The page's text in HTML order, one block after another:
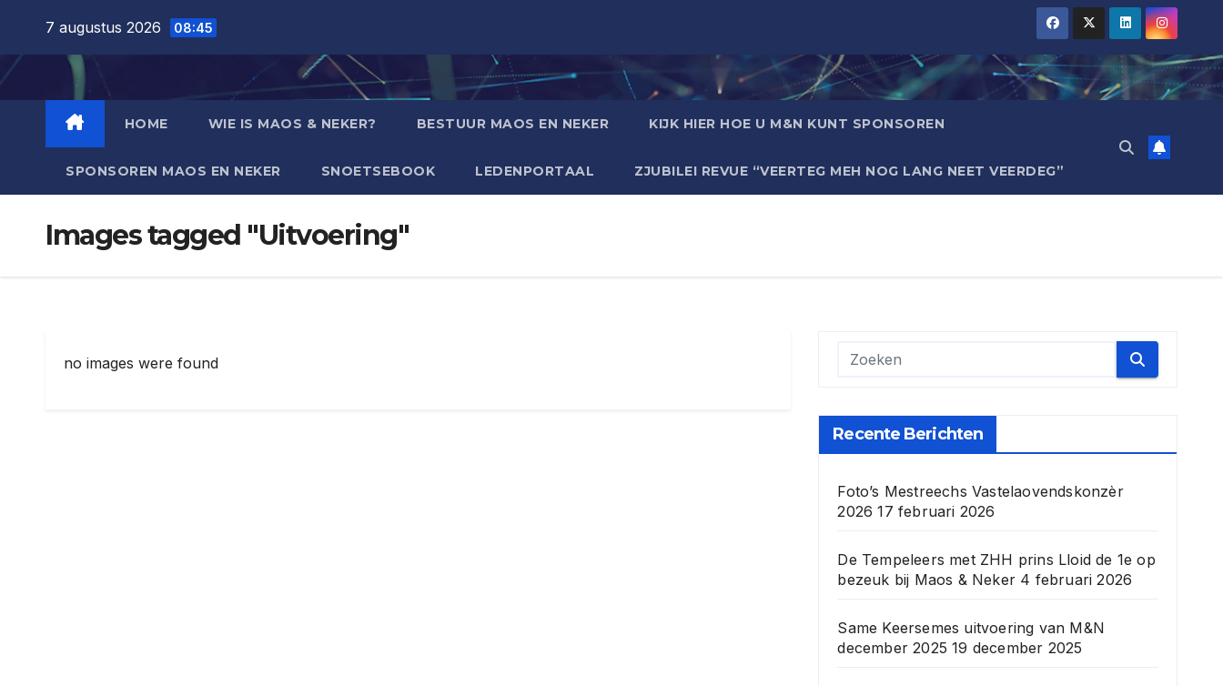
de
7 augustus 2026 08:45
HOME WIE IS MAOS & NEKER? BESTUUR MAOS EN NEKER KIJK HIER HOE U M&N KUNT SPONSOREN
SPONSOREN MAOS EN NEKER SNOETSEBOOK LEDENPORTAAL ZJUBILEI REVUE “VEERTEG MEH NOG LANG NEET VEERDEG”
Images tagged "Uitvoering"
no images were found
Recente Berichten
Foto’s Mestreechs Vastelaovendskonzèr
2026 17 februari 2026
De Tempeleers met ZHH prins Lloid de 1e op
bezeuk bij Maos & Neker 4 februari 2026
Same Keersemes uitvoering van M&N
december 2025 19 december 2025